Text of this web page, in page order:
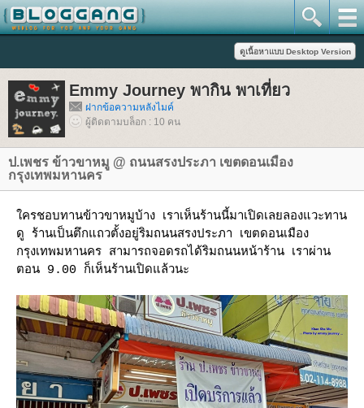
Emmy Journey พากิน พาเที่ยว
ฝากข้อความหลังไมค์
ผู้ติดตามบล็อก : 10 คน
ป.เพชร ข้าวขาหมู @ ถนนสรงประภา เขตดอนเมือง
กรุงเทพมหานคร
ครชอบทานข้าวขาหมูบ้าง เราเห็นร้านนี้มาเปิดเลยลองแวะทาน
ดู ร้านเป็นตึกแถวตั้งอยู่ริมถนนสรงประภา เขตดอนเมือง
กรุงเทพมหานคร สามารถจอดรถได้ริมถนนหน้าร้าน เราผ่าน
ตอน 9.00 ก็เห็นร้านเปิดแล้วนะ